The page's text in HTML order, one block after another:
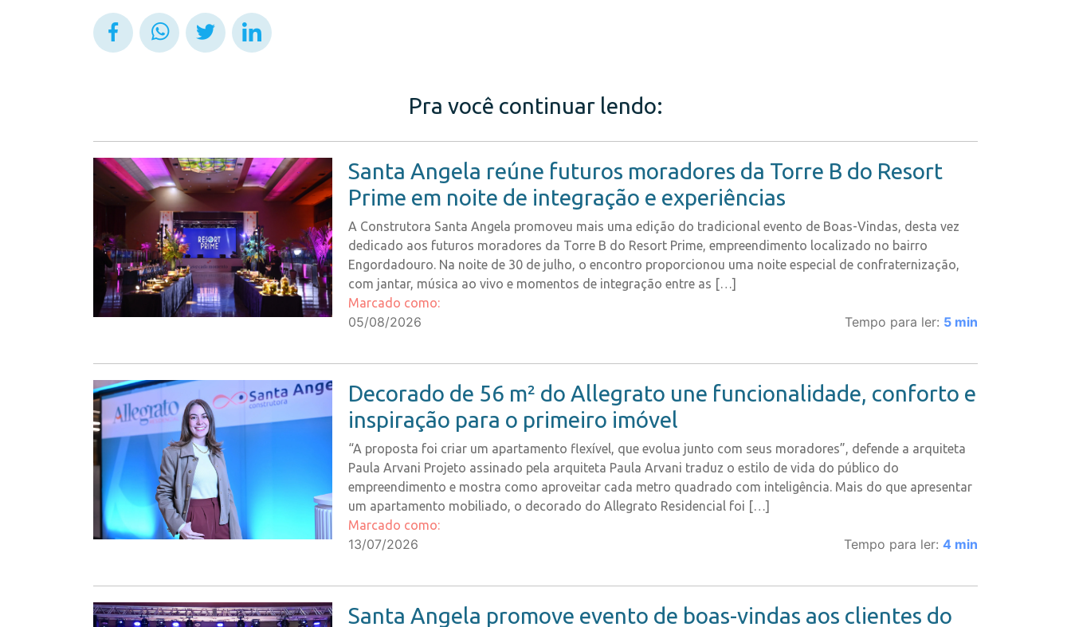
Pra você continuar lendo:
Santa Angela reúne futuros moradores da Torre B do Resort
Prime em noite de integração e experiências
A Construtora Santa Angela promoveu mais uma edição do tradicional evento de Boas-Vindas, desta vez
dedicado aos futuros moradores da Torre B do Resort Prime, empreendimento localizado no bairro
Engordadouro. Na noite de 30 de julho, o encontro proporcionou uma noite especial de confraternização,
com jantar, música ao vivo e momentos de integração entre as […]
Marcado como:
05/08/2026 Tempo para ler: 5 min
Decorado de 56 m² do Allegrato une funcionalidade, conforto e
inspiração para o primeiro imóvel
“A proposta foi criar um apartamento flexível, que evolua junto com seus moradores”, defende a arquiteta
Paula Arvani Projeto assinado pela arquiteta Paula Arvani traduz o estilo de vida do público do
empreendimento e mostra como aproveitar cada metro quadrado com inteligência. Mais do que apresentar
um apartamento mobiliado, o decorado do Allegrato Residencial foi […]
Marcado como:
13/07/2026 Tempo para ler: 4 min
Santa Angela promove evento de boas-vindas aos clientes do